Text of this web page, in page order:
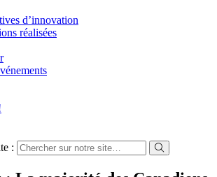
d’innovation
réalisées
: